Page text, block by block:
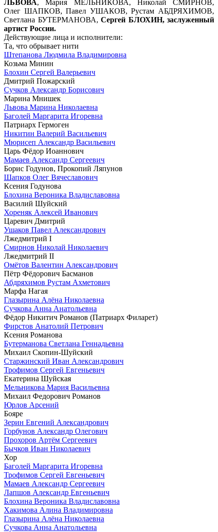
ЛЬВОВА, Мария МЕЛЬНИКОВА, Николай СМИРНОВ,
Олег ШАПКОВ, Павел УШАКОВ, Рустам АБДРЯХИМОВ,
Светлана БУТЕРМАНОВА, Сергей БЛОХИН, заслуженный
артист России.
Действующие лица и исполнители:
Та, что обрывает нити
Штепанова Людмила Владимировна
Козьма Минин
Блохин Сергей Валерьевич
Дмитрий Пожарский
Сучков Александр Борисович
Марина Мнишек
Львова Марина Николаевна
Баголей Маргарита Игоревна
Патриарх Гермоген
Никитин Валерий Васильевич
Мюрисеп Александр Васильевич
Царь Фёдор Иоаннович
Мамаев Александр Сергеевич
Борис Годунов, Прокопий Ляпунов
Шапков Олег Вячеславович
Ксения Годунова
Блохина Вероника Владиславовна
Василий Шуйский
Хореняк Алексей Иванович
Царевич Дмитрий
Ушаков Павел Александрович
Лжедмитрий I
Смирнов Николай Николаевич
Лжедмитрий II
Омётов Валентин Александрович
Пётр Фёдорович Басманов
Абдряхимов Рустам Ахметович
Марфа Нагая
Глазырина Алёна Николаевна
Сучкова Анна Анатольевна
Фёдор Никитич Романов (Патриарх Филарет)
Фирстов Анатолий Петрович
Ксения Романова
Бутерманова Светлана Геннадьевна
Михаил Скопин-Шуйский
Старжинский Иван Александрович
Трофимов Сергей Евгеньевич
Екатерина Шуйская
Мельникова Мария Васильевна
Михаил Федорович Романов
Юрлов Арсений
Бояре
Зерин Евгений Александрович
Горбунов Александр Олегович
Прохоров Артём Сергеевич
Бычков Иван Николаевич
Хор
Баголей Маргарита Игоревна
Трофимов Сергей Евгеньевич
Мамаев Александр Сергеевич
Лапшов Александр Евгеньевич
Блохина Вероника Владиславовна
Хакимова Алина Владимировна
Глазырина Алёна Николаевна
Сучкова Анна Анатольевна